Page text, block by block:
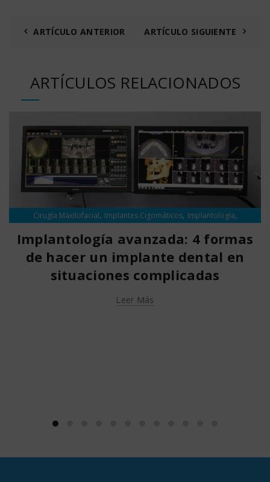
ARTÍCULO ANTERIOR ARTÍCULO SIGUIENTE
ARTÍCULOS RELACIONADOS
Cirugía Maxilofacial, Implantes Cigomáticos, Implantología,
Implantología avanzada: 4 formas
de hacer un implante dental en
situaciones complicadas
Leer Más